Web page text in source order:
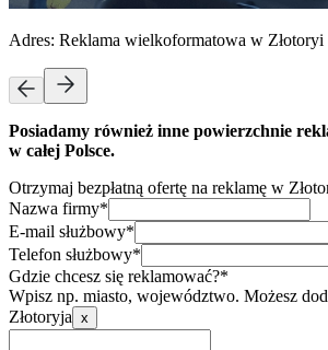
Adres: Reklama wielkoformatowa w Złotoryi
Posiadamy również inne powierzchnie
w całej Polsce.
Otrzymaj bezpłatną ofertę na reklamę w
Nazwa firmy*
E-mail służbowy*
Telefon służbowy*
Gdzie chcesz się reklamować?*
Wpisz np. miasto, województwo. Możesz
Złotoryja x